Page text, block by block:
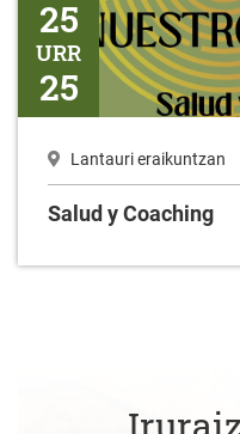
25
URR
25
Lantauri eraikuntzan
Salud y Coaching